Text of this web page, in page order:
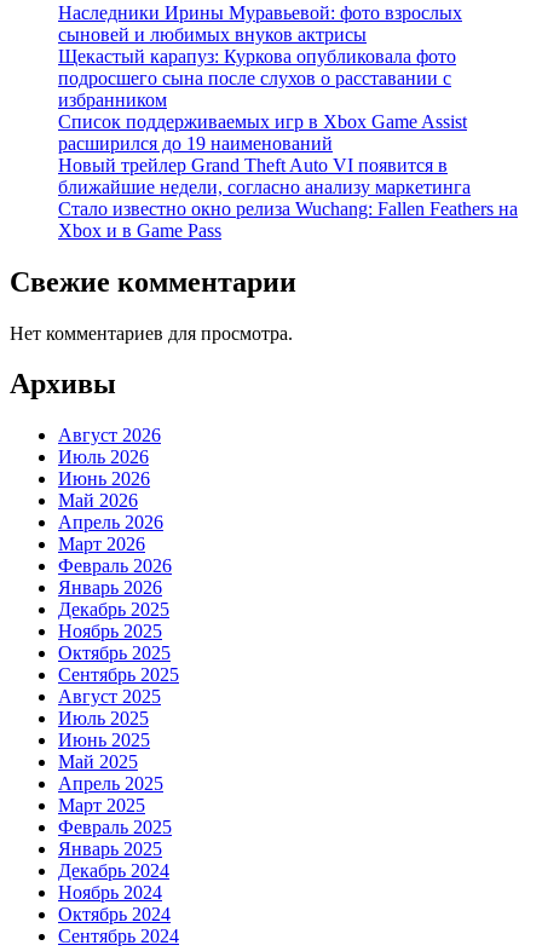
Наследники Ирины Муравьевой: фото взрослых
сыновей и любимых внуков актрисы
Щекастый карапуз: Куркова опубликовала фото
подросшего сына после слухов о расставании с
избранником
Список поддерживаемых игр в Xbox Game Assist
расширился до 19 наименований
Новый трейлер Grand Theft Auto VI появится в
ближайшие недели, согласно анализу маркетинга
Стало известно окно релиза Wuchang: Fallen Feathers на
Xbox и в Game Pass
Свежие комментарии
Нет комментариев для просмотра.
Архивы
Август 2026
Июль 2026
Июнь 2026
Май 2026
Апрель 2026
Март 2026
Февраль 2026
Январь 2026
Декабрь 2025
Ноябрь 2025
Октябрь 2025
Сентябрь 2025
Август 2025
Июль 2025
Июнь 2025
Май 2025
Апрель 2025
Март 2025
Февраль 2025
Январь 2025
Декабрь 2024
Ноябрь 2024
Октябрь 2024
Сентябрь 2024